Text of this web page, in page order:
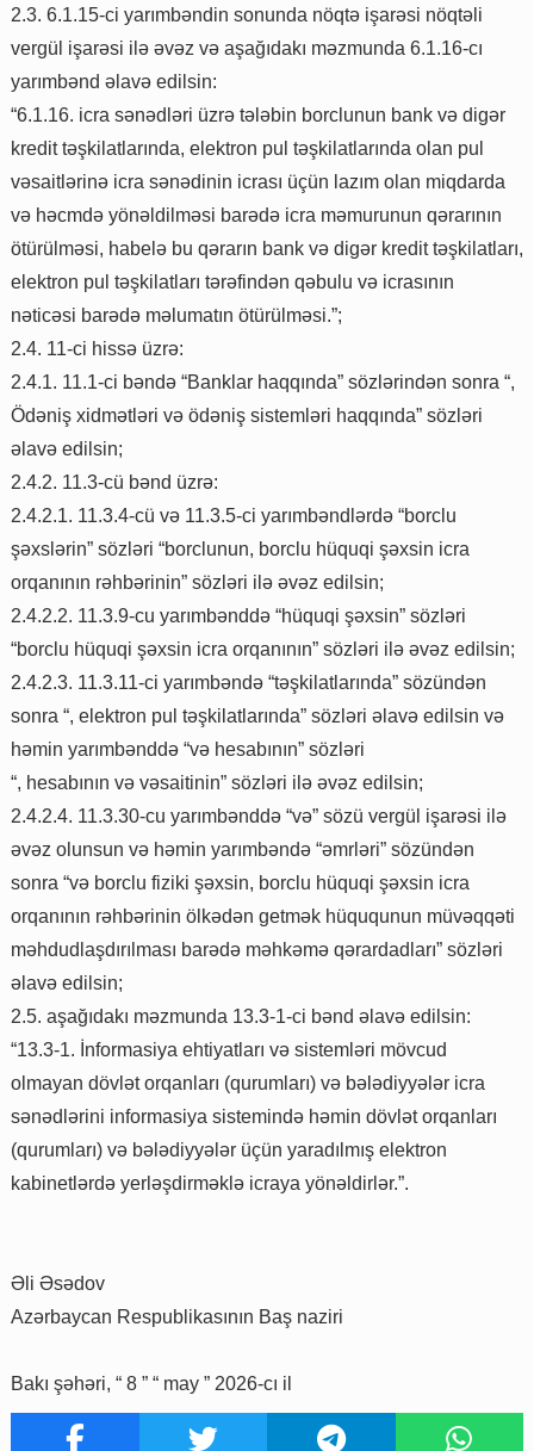
2.3. 6.1.15-ci yarımbəndin sonunda nöqtə işarəsi nöqtəli
vergül işarəsi ilə əvəz və aşağıdakı məzmunda 6.1.16-cı
yarımbənd əlavə edilsin:
“6.1.16. icra sənədləri üzrə tələbin borclunun bank və digər
kredit təşkilatlarında, elektron pul təşkilatlarında olan pul
vəsaitlərinə icra sənədinin icrası üçün lazım olan miqdarda
və həcmdə yönəldilməsi barədə icra məmurunun qərarının
ötürülməsi, habelə bu qərarın bank və digər kredit təşkilatları,
elektron pul təşkilatları tərəfindən qəbulu və icrasının
nəticəsi barədə məlumatın ötürülməsi.”;
2.4. 11-ci hissə üzrə:
2.4.1. 11.1-ci bəndə “Banklar haqqında” sözlərindən sonra “,
Ödəniş xidmətləri və ödəniş sistemləri haqqında” sözləri
əlavə edilsin;
2.4.2. 11.3-cü bənd üzrə:
2.4.2.1. 11.3.4-cü və 11.3.5-ci yarımbəndlərdə “borclu
şəxslərin” sözləri “borclunun, borclu hüquqi şəxsin icra
orqanının rəhbərinin” sözləri ilə əvəz edilsin;
2.4.2.2. 11.3.9-cu yarımbənddə “hüquqi şəxsin” sözləri
“borclu hüquqi şəxsin icra orqanının” sözləri ilə əvəz edilsin;
2.4.2.3. 11.3.11-ci yarımbəndə “təşkilatlarında” sözündən
sonra “, elektron pul təşkilatlarında” sözləri əlavə edilsin və
həmin yarımbənddə “və hesabının” sözləri
“, hesabının və vəsaitinin” sözləri ilə əvəz edilsin;
2.4.2.4. 11.3.30-cu yarımbənddə “və” sözü vergül işarəsi ilə
əvəz olunsun və həmin yarımbəndə “əmrləri” sözündən
sonra “və borclu fiziki şəxsin, borclu hüquqi şəxsin icra
orqanının rəhbərinin ölkədən getmək hüququnun müvəqqəti
məhdudlaşdırılması barədə məhkəmə qərardadları” sözləri
əlavə edilsin;
2.5. aşağıdakı məzmunda 13.3-1-ci bənd əlavə edilsin:
“13.3-1. İnformasiya ehtiyatları və sistemləri mövcud
olmayan dövlət orqanları (qurumları) və bələdiyyələr icra
sənədlərini informasiya sistemində həmin dövlət orqanları
(qurumları) və bələdiyyələr üçün yaradılmış elektron
kabinetlərdə yerləşdirməklə icraya yönəldirlər.”.
Əli Əsədov
Azərbaycan Respublikasının Baş naziri
Bakı şəhəri, “ 8 ” “ may ” 2026-cı il